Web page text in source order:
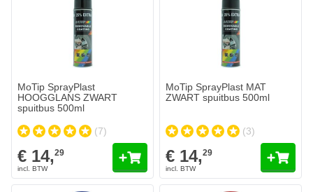
MoTip SprayPlast
HOOGGLANS ZWART
spuitbus 500ml
(7)
€ 14,29
MoTip SprayPlast MAT
ZWART spuitbus 500ml
(3)
€ 14,29